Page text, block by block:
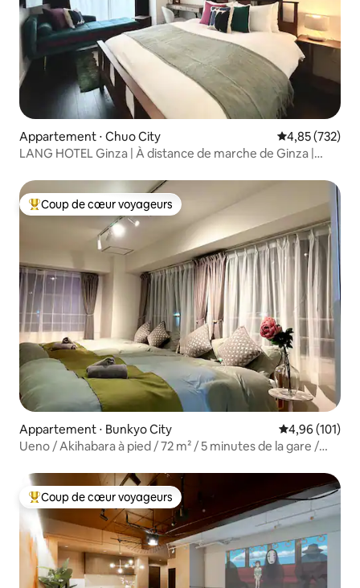
Appartement ⋅ Chuo City Évaluation
4,85 (732)
LANG HOTEL Ginza | À distance de marche de Ginza |
lang-201
Coups de cœur voyageurs les plus appréciés
Coup de cœur voyageurs
Appartement ⋅ Bunkyo City Évaluation
4,96 (101)
Ueno / Akihabara à pied / 72 m² / 5 minutes de la gare /
minutes / 6 lits / populaire auprès des familles / 4 stations /
2 chambres
Coups de cœur voyageurs les plus appréciés
Coup de cœur voyageurs